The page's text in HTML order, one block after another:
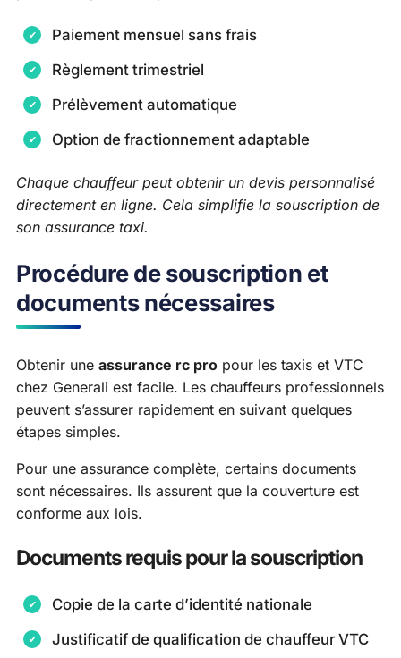
Paiement mensuel sans frais
Règlement trimestriel
Prélèvement automatique
Option de fractionnement adaptable
Chaque chauffeur peut obtenir un devis personnalisé
directement en ligne. Cela simplifie la souscription de
son assurance taxi.
Procédure de souscription et
documents nécessaires
Obtenir une assurance rc pro pour les taxis et VTC
chez Generali est facile. Les chauffeurs professionnels
peuvent s’assurer rapidement en suivant quelques
étapes simples.
Pour une assurance complète, certains documents
sont nécessaires. Ils assurent que la couverture est
conforme aux lois.
Documents requis pour la souscription
Copie de la carte d’identité nationale
Justificatif de qualification de chauffeur VTC